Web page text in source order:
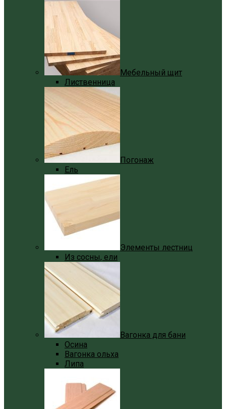
Мебельный щит
Лиственница
Погонаж
Ель
Элементы лестниц
Из сосны, ели
Вагонка для бани
Осина
Вагонка ольха
Липа